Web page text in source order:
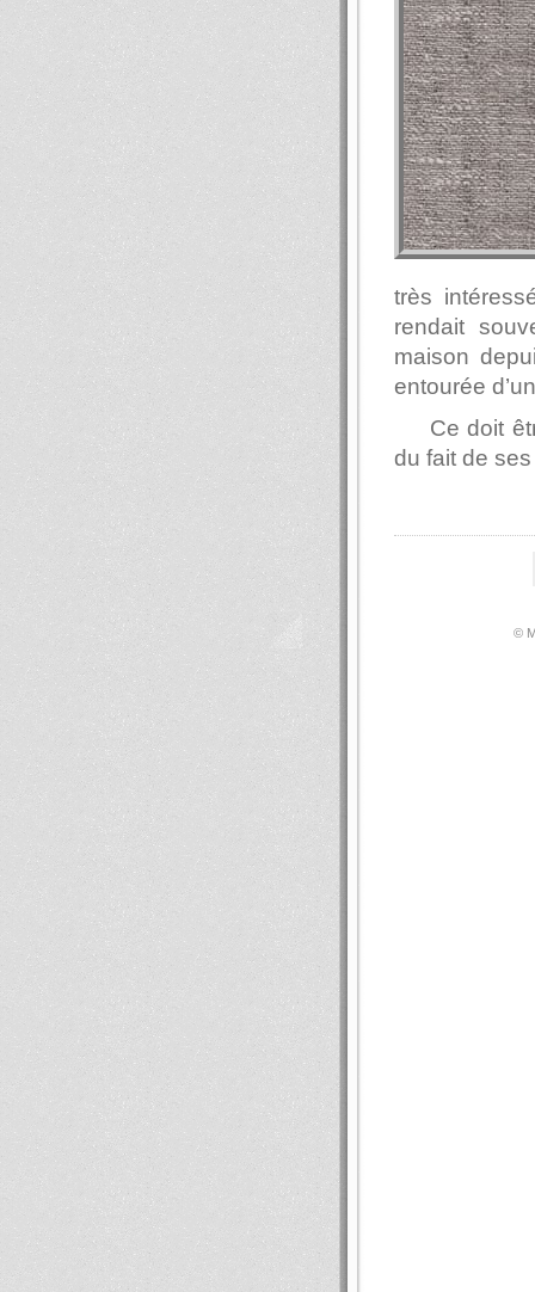
très
rendait
maison
entourée
Ce doit
du fait de
©